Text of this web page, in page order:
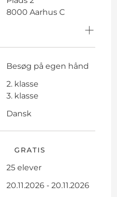
8000 Aarhus C
Besøg på egen hånd
2. klasse
3. klasse
Dansk
GRATIS
25 elever
20.11.2026 - 20.11.2026